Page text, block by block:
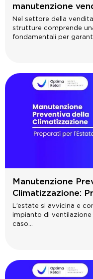
manutenzione
Nel settore della
strutture comprende
fondamentali per
Manutenzione
Climatizzazione:
L’estate si avvicina e
impianto di
caso...